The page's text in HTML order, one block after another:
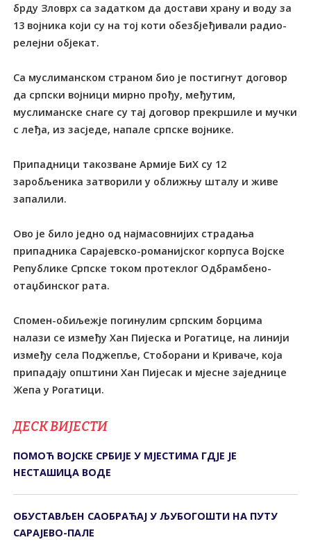
брду Зловрх са задатком да достави храну и воду за
13 војника који су на тој коти обезбјеђивали радио-
релејни објекат.
Са муслиманском страном био је постигнут договор
да српски војници мирно прођу, међутим,
муслиманске снаге су тај договор прекршиле и мучки
с леђа, из засједе, напале српске војнике.
Припадници такозване Армије БиХ су 12
заробљеника затворили у оближњу шталу и живе
запалили.
Ово је било једно од најмасовнијих страдања
припадника Сарајевско-романијског корпуса Војске
Републике Српске током протеклог Одбрамбено-
отаџбинског рата.
Спомен-обиљежје погинулим српским борцима
налази се између Хан Пијеска и Рогатице, на линији
између села Под‌жепље, Стоборани и Криваче, која
припадају општини Хан Пијесак и мјесне заједнице
Жепа у Рогатици.
ДЕСК ВИЈЕСТИ
ПОМОЋ ВОЈСКЕ СРБИЈЕ У МЈЕСТИМА ГДЈЕ ЈЕ
НЕСТАШИЦА ВОДЕ
ОБУСТАВЉЕН САОБРАЋАЈ У ЉУБОГОШТИ НА ПУТУ
САРАЈЕВО-ПАЛЕ